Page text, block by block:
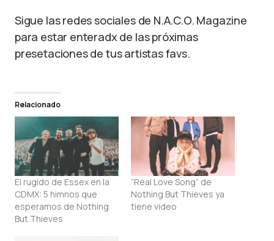
Sigue las redes sociales de N.A.C.O. Magazine
para estar enteradx de las próximas
presetaciones de tus artistas favs.
Relacionado
El rugido de Essex en la
CDMX: 5 himnos que
esperamos de Nothing
But Thieves
“Real Love Song” de
Nothing But Thieves ya
tiene video